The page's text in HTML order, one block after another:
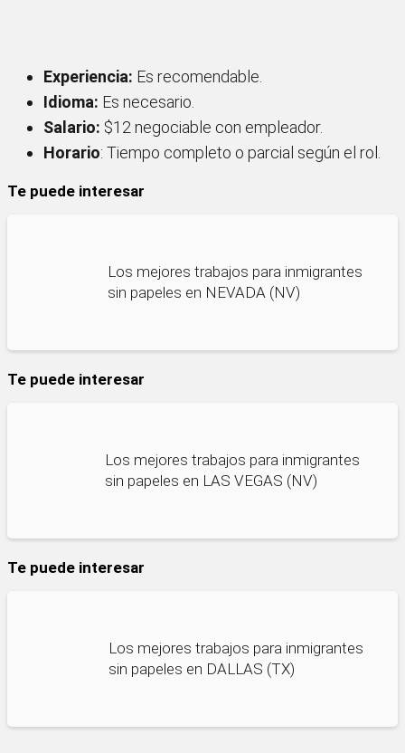
Experiencia: Es recomendable.
Idioma: Es necesario.
Salario: $12 negociable con empleador.
Horario: Tiempo completo o parcial según el rol.
Te puede interesar
Los mejores trabajos para inmigrantes
sin papeles en NEVADA (NV)
Te puede interesar
Los mejores trabajos para inmigrantes
sin papeles en LAS VEGAS (NV)
Te puede interesar
Los mejores trabajos para inmigrantes
sin papeles en DALLAS (TX)